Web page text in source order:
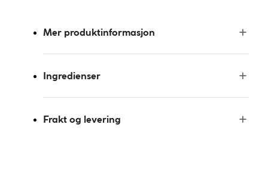
Mer produktinformasjon
Ingredienser
Frakt og levering